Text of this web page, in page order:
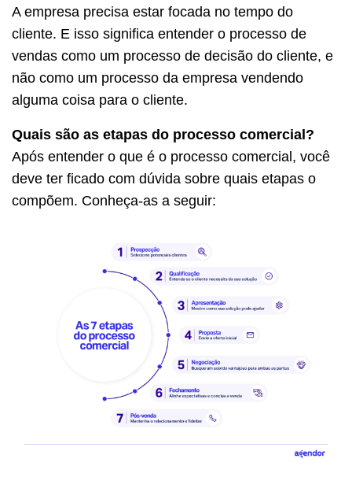
A empresa precisa estar focada no tempo do
cliente. E isso significa entender o processo de
vendas como um processo de decisão do cliente, e
não como um processo da empresa vendendo
alguma coisa para o cliente.
Quais são as etapas do processo comercial?
Após entender o que é o processo comercial, você
deve ter ficado com dúvida sobre quais etapas o
compõem. Conheça-as a seguir: